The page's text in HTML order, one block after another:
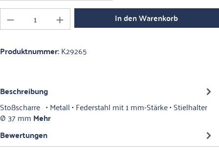
Produkt Anzahl: Gib den gewünschten Wert
In den Warenkorb
Produktnummer:K29265
Beschreibung
Stoßscharre • Metall • Federstahl mit 1 mm-Stärke • Stielhalter
Ø 37 mm Mehr
Bewertungen